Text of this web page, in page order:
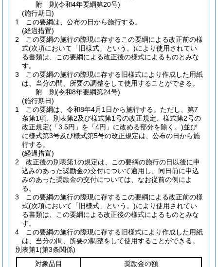
附 則(令和4年要綱第20号)
(施行期日)
1
この要綱は、公布の日から施行する。
(経過措置)
2
この要綱の施行の際現に存するこの要綱による改正前の様
式(次項において「旧様式」という。)により使用されてい
る書類は、この要綱による改正後の様式によるものとみな
す。
3
この要綱の施行の際現に存する旧様式により作成した用紙
は、当分の間、所要の調整をして使用することができる。
附 則(令和8年要綱第24号)
(施行期日)
1
この要綱は、令和8年4月1日から施行する。 ただし、第7
条第1項、別表第2及び様式第1号の改正規定、様式第2号の
改正規定(「3.5円」を「4円」に改める部分を除く。)並び
に様式第3号及び様式第5号の改正規定は、公布の日から施
行する。
(経過措置)
2
改正後の別表第1の規定は、この要綱の施行の日以後に申
込みのあった奨励金の交付について適用し、同日前に申込
みのあった奨励金の交付については、なお従前の例によ
る。
3
この要綱の施行の際現に存するこの要綱による改正前の様
式(次項において「旧様式」という。)により使用されてい
る書類は、この要綱による改正後の様式によるものとみな
す。
4
この要綱の施行の際現に存する旧様式により作成した用紙
は、当分の間、所要の調整をして使用することができる。
別表第1(第3条関係)
対象品目
奨励金の額